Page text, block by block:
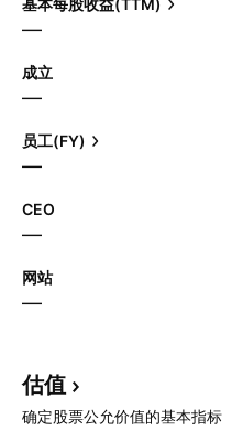
基本每股收益(TTM)
—
成立
—
员工(FY)
—
CEO
—
网站
—
估值
确定股票公允价值的基本指标